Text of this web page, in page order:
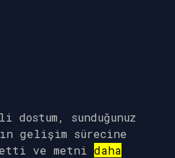
dostum, sunduğunuz
gelişim sürecine
ve metni daha